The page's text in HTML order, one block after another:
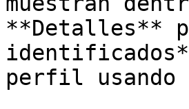
**Detalles**
perfil usando